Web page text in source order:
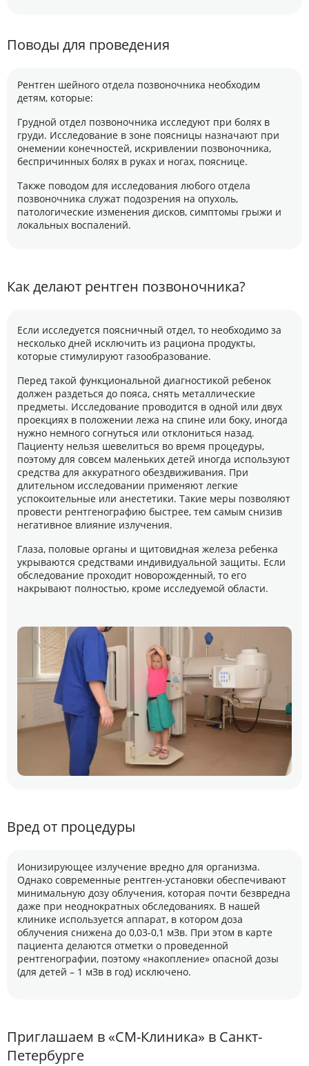
Поводы для проведения
Рентген шейного отдела позвоночника необходим
детям, которые:
Грудной отдел позвоночника исследуют при болях в
груди. Исследование в зоне поясницы назначают при
онемении конечностей, искривлении позвоночника,
беспричинных болях в руках и ногах, пояснице.
Также поводом для исследования любого отдела
позвоночника служат подозрения на опухоль,
патологические изменения дисков, симптомы грыжи и
локальных воспалений.
Как делают рентген позвоночника?
Если исследуется поясничный отдел, то необходимо за
несколько дней исключить из рациона продукты,
которые стимулируют газообразование.
Перед такой функциональной диагностикой ребенок
должен раздеться до пояса, снять металлические
предметы. Исследование проводится в одной или двух
проекциях в положении лежа на спине или боку, иногда
нужно немного согнуться или отклониться назад.
Пациенту нельзя шевелиться во время процедуры,
поэтому для совсем маленьких детей иногда используют
средства для аккуратного обездвиживания. При
длительном исследовании применяют легкие
успокоительные или анестетики. Такие меры позволяют
провести рентгенографию быстрее, тем самым снизив
негативное влияние излучения.
Глаза, половые органы и щитовидная железа ребенка
укрываются средствами индивидуальной защиты. Если
обследование проходит новорожденный, то его
накрывают полностью, кроме исследуемой области.
Вред от процедуры
Ионизирующее излучение вредно для организма.
Однако современные рентген-установки обеспечивают
минимальную дозу облучения, которая почти безвредна
даже при неоднократных обследованиях. В нашей
клинике используется аппарат, в котором доза
облучения снижена до 0,03-0,1 мЗв. При этом в карте
пациента делаются отметки о проведенной
рентгенографии, поэтому «накопление» опасной дозы
(для детей – 1 мЗв в год) исключено.
Приглашаем в «СМ-Клиника» в Санкт-
Петербурге